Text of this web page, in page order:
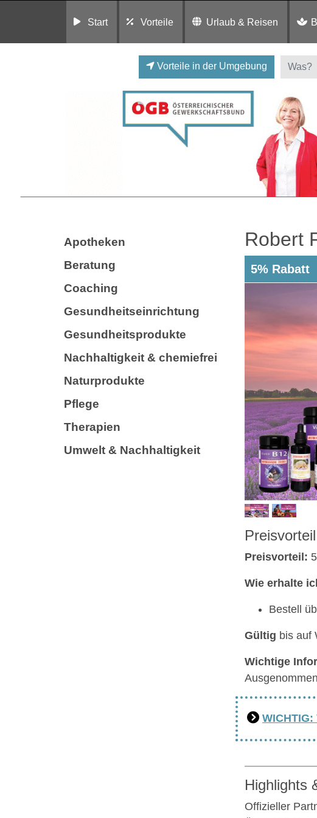
Start Vorteile Urlaub & Reisen
Vorteile in der Umgebung
Apotheken
Beratung
Coaching
Gesundheitseinrichtung
Gesundheitsprodukte
Nachhaltigkeit & chemiefrei
Naturprodukte
Pflege
Therapien
Umwelt & Nachhaltigkeit
Robert
5% Rabatt
Preisvorteil:
Wie erhalte
Bestell
Gültig bis auf
Wichtige
Highlights
Offizieller